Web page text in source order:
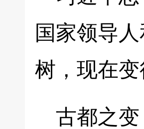
国家领导
树，现在
古都之